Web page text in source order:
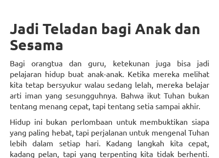
Jadi Teladan bagi Anak dan
Sesama
Bagi orangtua dan guru, ketekunan juga bisa jadi
pelajaran hidup buat anak-anak. Ketika mereka melihat
kita tetap bersyukur walau sedang lelah, mereka belajar
arti iman yang sesungguhnya. Bahwa ikut Tuhan bukan
tentang menang cepat, tapi tentang setia sampai akhir.
Hidup ini bukan perlombaan untuk membuktikan siapa
yang paling hebat, tapi perjalanan untuk mengenal Tuhan
lebih dalam setiap hari. Kadang langkah kita cepat,
kadang pelan, tapi yang terpenting kita tidak berhenti.